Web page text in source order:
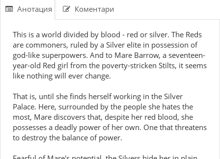
Анотация Коментари
This is a world divided by blood - red or silver. The Reds
are commoners, ruled by a Silver elite in possession of
god-like superpowers. And to Mare Barrow, a seventeen-
year-old Red girl from the poverty-stricken Stilts, it seems
like nothing will ever change.
That is, until she finds herself working in the Silver
Palace. Here, surrounded by the people she hates the
most, Mare discovers that, despite her red blood, she
possesses a deadly power of her own. One that threatens
to destroy the balance of power.